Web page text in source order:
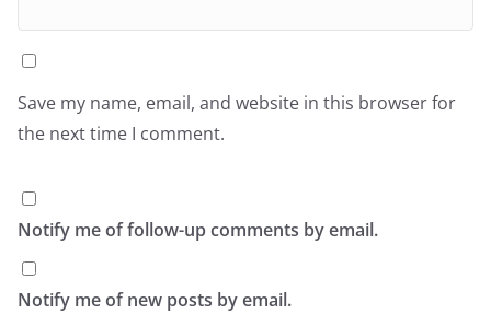
Save my name, email, and website in this browser for
the next time I comment.
Notify me of follow-up comments by email.
Notify me of new posts by email.